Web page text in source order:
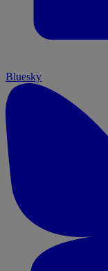
Bluesky